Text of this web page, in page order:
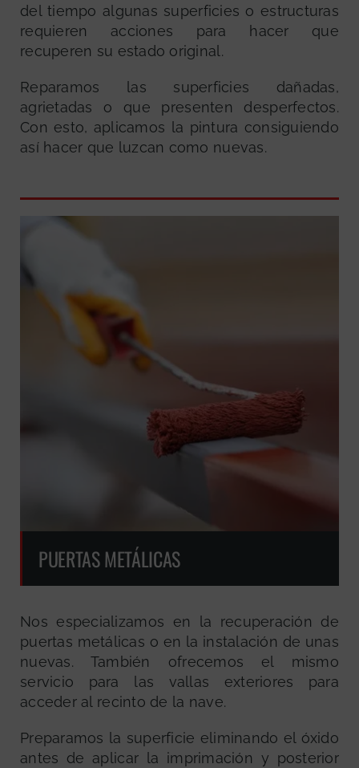
del tiempo algunas superficies o estructuras
requieren acciones para hacer que
recuperen su estado original.
Reparamos las superficies dañadas,
agrietadas o que presenten desperfectos.
Con esto, aplicamos la pintura consiguiendo
así hacer que luzcan como nuevas.
PUERTAS METÁLICAS
Nos especializamos en la recuperación de
puertas metálicas o en la instalación de unas
nuevas. También ofrecemos el mismo
servicio para las vallas exteriores para
acceder al recinto de la nave.
Preparamos la superficie eliminando el óxido
antes de aplicar la imprimación y posterior